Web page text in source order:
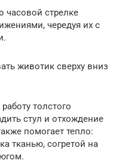
часовой стрелке
чередуя их с
животик сверху вниз
толстого
стул и отхождение
помогает тепло:
тканью, согретой на